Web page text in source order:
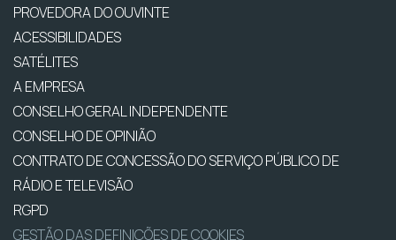
PROVEDORA DO OUVINTE
ACESSIBILIDADES
SATÉLITES
A EMPRESA
CONSELHO GERAL INDEPENDENTE
CONSELHO DE OPINIÃO
CONTRATO DE CONCESSÃO DO SERVIÇO PÚBLICO DE
RÁDIO E TELEVISÃO
RGPD
GESTÃO DAS DEFINIÇÕES DE COOKIES